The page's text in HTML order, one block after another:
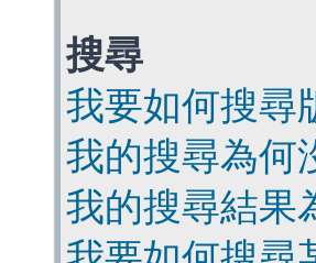
搜尋
我要如何搜尋
我的搜尋為何
我的搜尋結果